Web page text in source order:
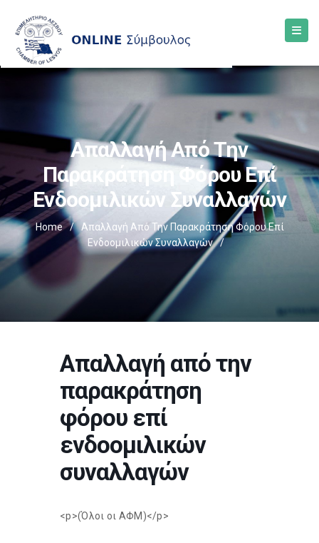
Απαλλαγή Από Την
Παρακράτηση Φόρου Επί
Ενδοομιλικών Συναλλαγών
Home /
Απαλλαγή Από Την Παρακράτηση Φόρου Επί
Ενδοομιλικών Συναλλαγών
/
Απαλλαγή από την
παρακράτηση
φόρου επί
ενδοομιλικών
συναλλαγών
<p>(Όλοι οι ΑΦΜ)</p>